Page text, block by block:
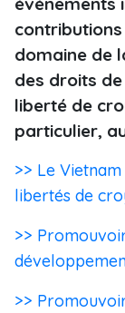
domaine de
des droits
liberté de
particulier,
>> Le
libertés de
>>
>>